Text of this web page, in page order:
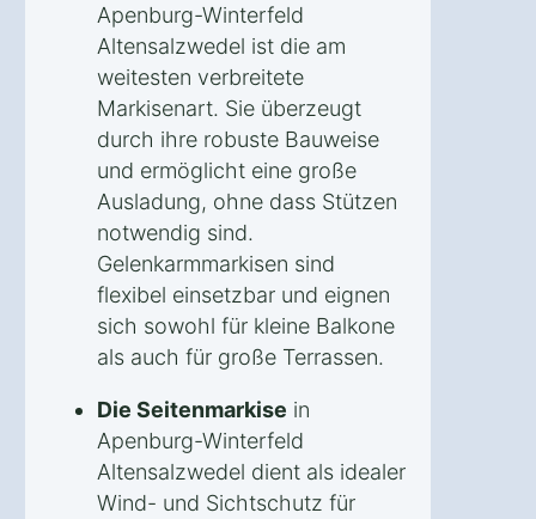
Apenburg-Winterfeld
Altensalzwedel ist die am
weitesten verbreitete
Markisenart. Sie überzeugt
durch ihre robuste Bauweise
und ermöglicht eine große
Ausladung, ohne dass Stützen
notwendig sind.
Gelenkarmmarkisen sind
flexibel einsetzbar und eignen
sich sowohl für kleine Balkone
als auch für große Terrassen.
Die Seitenmarkise in
Apenburg-Winterfeld
Altensalzwedel dient als idealer
Wind- und Sichtschutz für